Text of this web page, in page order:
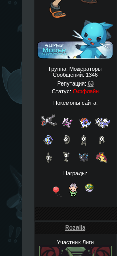
Группа: Модераторы
Сообщений: 1346
Репутация: 63
Статус: Оффлайн
Покемоны сайта:
Награды:
Rozalia
Участник Лиги